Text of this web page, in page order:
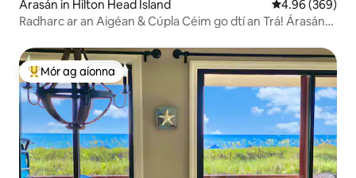
Árasán in Hilton Head Island Meánrátáil
4.96 (369)
Radharc ar an Aigéan & Cúpla Céim go dtí an Trá! Árasán
An-mhór ag aíonna
Mór ag aíonna